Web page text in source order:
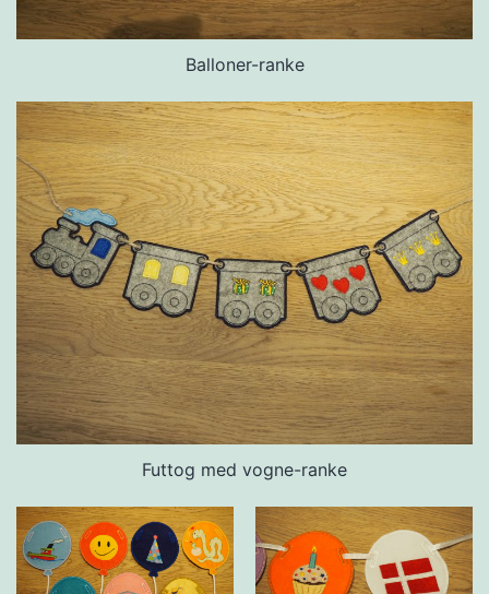
Balloner-ranke
Futtog med vogne-ranke